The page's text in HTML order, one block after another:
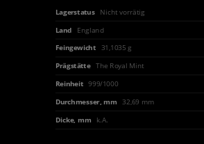
Lagerstatus
Nicht vorrätig
Land
England
Feingewicht
31,1035 g
Prägstätte The Royal Mint
Reinheit 999/1000
Durchmesser, mm
32,69 mm
Dicke, mm
k.A.